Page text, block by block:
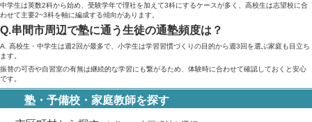
中学生は英数2科から始め、受験学年で理社を加えて3科にするケースが多く、高校生は志望校に合
わせて主要2~3科を軸に編成する傾向があります。
Q.串間市周辺で塾に通う生徒の通塾頻度は？
A. 高校生・中学生は週2回が最多で、小学生は学習習慣づくりの目的から週3回を選ぶ家庭も目立ち
ます。
振替の可否や自習室の有無は継続的な学習にも繋がるため、体験時に合わせて確認しておくと安心
です。
塾・予備校・家庭教師を探す